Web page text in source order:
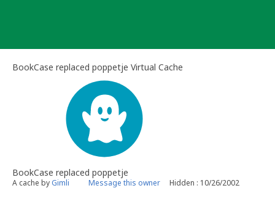
BookCase replaced poppetje Virtual Cache
BookCase replaced poppetje
A cache by Gimli Message this owner Hidden : 10/26/2002